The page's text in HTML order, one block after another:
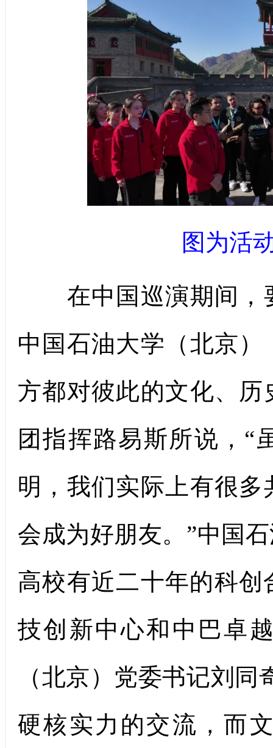
图为活
在中国巡演期间，
中国石油大学（北京
方都对彼此的文化、
团指挥路易斯所说，“
明，我们实际上有很
会成为好朋友。”中国
高校有近二十年的科创
技创新中心和中巴卓
（北京）党委书记刘
硬核实力的交流，而